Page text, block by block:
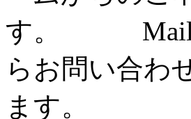
す。 Mailで
らお問い合わ
ます。